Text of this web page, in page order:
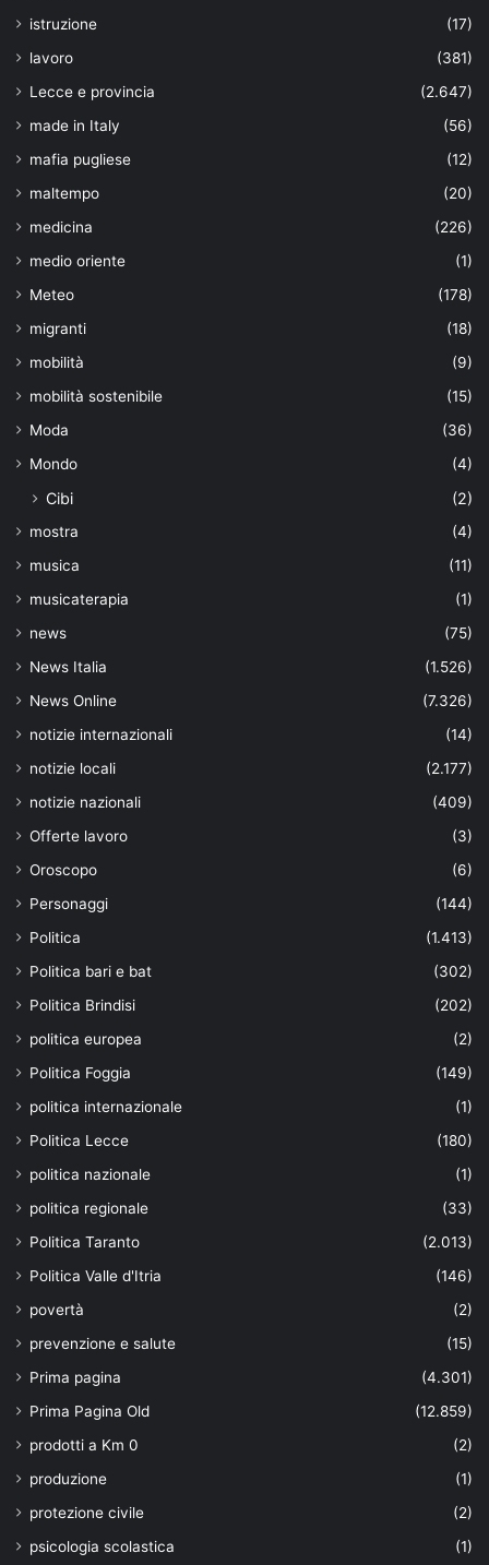
istruzione
(17)
lavoro
(381)
Lecce e provincia
(2.647)
made in Italy
(56)
mafia pugliese
(12)
maltempo
(20)
medicina
(226)
medio oriente
(1)
Meteo
(178)
migranti
(18)
mobilità
(9)
mobilità sostenibile
(15)
Moda
(36)
Mondo
(4)
Cibi (2)
mostra
(4)
musica
(11)
musicaterapia
(1)
news
(75)
News Italia
(1.526)
News Online
(7.326)
notizie internazionali
(14)
notizie locali
(2.177)
notizie nazionali
(409)
Offerte lavoro
(3)
Oroscopo
(6)
Personaggi
(144)
Politica
(1.413)
Politica bari e bat
(302)
Politica Brindisi
(202)
politica europea
(2)
Politica Foggia
(149)
politica internazionale
(1)
Politica Lecce
(180)
politica nazionale
(1)
politica regionale
(33)
Politica Taranto
(2.013)
Politica Valle d'Itria
(146)
povertà
(2)
prevenzione e salute
(15)
Prima pagina
(4.301)
Prima Pagina Old
(12.859)
prodotti a Km 0
(2)
produzione
(1)
protezione civile
(2)
psicologia scolastica
(1)